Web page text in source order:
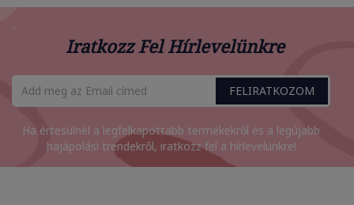
Iratkozz Fel Hírlevelünkre
FELIRATKOZOM
Ha értesülnél a legfelkapottabb termékekről és a legújabb
hajápolási trendekről, iratkozz fel a hírlevelünkre!